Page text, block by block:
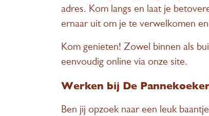
adres. Kom langs en laat je
ernaar uit om je te verwelkomen
Kom genieten! Zowel binnen als
eenvoudig online via onze site.
Werken bij De
Ben jij opzoek naar een leuk